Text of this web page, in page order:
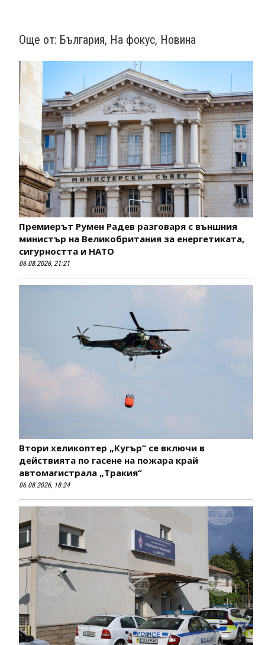
Още от: България, На фокус, Новина
Премиерът Румен Радев разговаря с външния
министър на Великобритания за енергетиката,
сигурността и НАТО
06.08.2026, 21:21
Втори хеликоптер „Кугър“ се включи в
действията по гасене на пожара край
автомагистрала „Тракия“
06.08.2026, 18:24